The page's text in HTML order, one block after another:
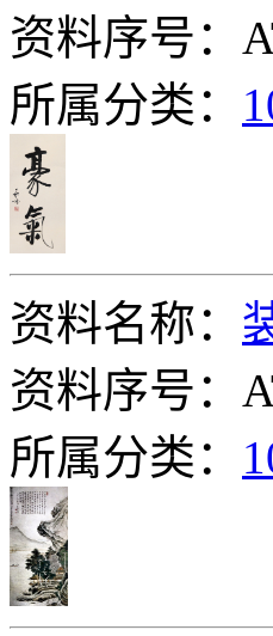
资料序号：
所属分类：
资料名称：
资料序号：
所属分类：